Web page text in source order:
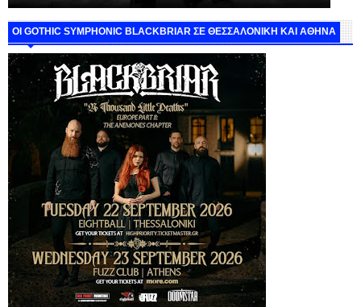
ΟΙ GOTHIC SYMPHONIC BLACKBRIAR ΣΕ ΘΕΣΣΑΛΟΝΙΚΗ ΚΑΙ ΑΘΗΝΑ